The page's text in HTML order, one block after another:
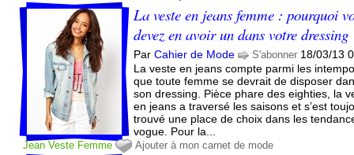
La veste en jeans femme : pourquoi
devez en avoir un dans votre dressing
ParCahier de Mode S'abonner 18/03/13
La veste en jeans compte parmi les
que toute femme se devrait de disposer
son dressing. Pièce phare des eighties, la
en jeans a traversé les saisons et s’est
trouvé une place de choix dans les
vogue. Pour la...
Jean Veste Femme Ajouter à mon carnet de mode